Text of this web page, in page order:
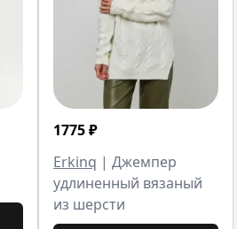
1775₽
Erkinq | Джемпер
удлиненный вязаный
из шерсти